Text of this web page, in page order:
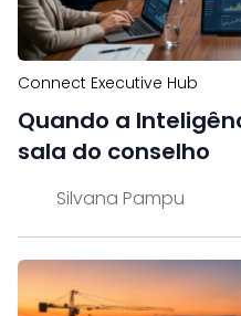
Connect Executive Hub
Quando a
sala do conselho
Silvana Pampu